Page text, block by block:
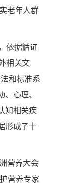
老年人群
依据循证
相关文
和标准系
、心理、
知相关疾
形成了十
营养大会
营养专家